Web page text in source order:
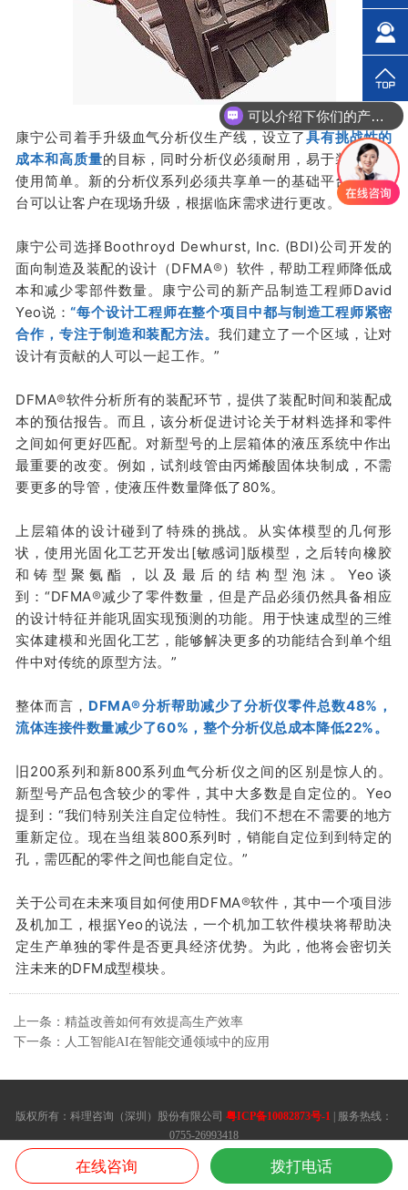
康宁公司着手升级血气分析仪生产线，设立了具有挑战性的
成本和高质量的目标，同时分析仪必须耐用，易于装配，和
使用简单。新的分析仪系列必须共享单一的基础平台，该平
台可以让客户在现场升级，根据临床需求进行更改。
康宁公司选择Boothroyd Dewhurst, Inc. (BDI)公司开发的
面向制造及装配的设计（DFMA®）软件，帮助工程师降低成
本和减少零部件数量。康宁公司的新产品制造工程师David
Yeo说：“每个设计工程师在整个项目中都与制造工程师紧密
合作，专注于制造和装配方法。我们建立了一个区域，让对
设计有贡献的人可以一起工作。”
DFMA®软件分析所有的装配环节，提供了装配时间和装配成
本的预估报告。而且，该分析促进讨论关于材料选择和零件
之间如何更好匹配。对新型号的上层箱体的液压系统中作出
最重要的改变。例如，试剂歧管由丙烯酸固体块制成，不需
要更多的导管， 使液压件数量降低了 80%。
上层箱体的设计碰到了特殊的挑战。从实体模型的几何形
状，使用光固化工艺开发出[敏感词]版模型，之后转向橡胶
和铸型聚氨酯，以及最后的结构型泡沫。Yeo谈
到： “DFMA®减少了零件数量，但是产品必须仍然具备相应
的设计特征并能巩固实现预测的功能。用于快速成型的三维
实体建模和光固化工艺，能够解决更多的功能结合到单个组
件中对传统的原型方法。”
整体而言， DFMA®分析帮助减少了分析仪零件总数48%，
流体连接件数量减少了60%，整个分析仪总成本降低22%。
旧200系列和新800系列血气分析仪之间的区别是惊人的。
新型号产品包含较少的零件，其中大多数是自定位的。Yeo
提到：“我们特别关注自定位特性。我们不想在不需要的地方
重新定位。现在当组装800系列时，销能自定位到到特定的
孔，需匹配的零件之间也能自定位。 ”
关于公司在未来项目如何使用DFMA®软件，其中一个项目涉
及机加工，根据Yeo的说法，一个机加工软件模块将帮助决
定生产单独的零件是否更具经济优势。为此，他将会密切关
注未来的DFM成型模块。
上一条：精益改善如何有效提高生产效率
下一条：人工智能AI在智能交通领域中的应用
版权所有：科理咨询（深圳）股份有限公司 粤ICP备10082873号-1 | 服务热线：
0755-26993418
想了解精益生产咨询公司,课程,培训,管理,方案,方法,内训请联系我们.
可以介绍下你们的产品么？
在线咨询 拨打电话